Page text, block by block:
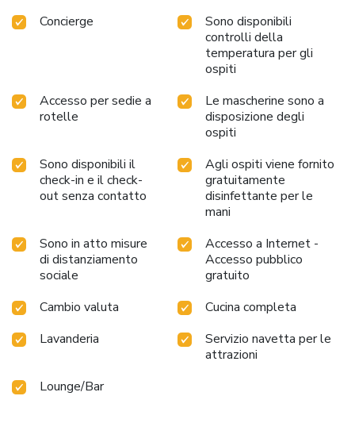
the option to receive groceries in their room for meal
preparation, courtesy of the unique service provided by the
Concierge
Sono disponibili
controlli della
temperatura per gli
ospiti
Accesso per sedie a
rotelle
Le mascherine sono a
disposizione degli
ospiti
Sono disponibili il
check-in e il check-
out senza contatto
Agli ospiti viene fornito
gratuitamente
disinfettante per le
mani
Sono in atto misure
di distanziamento
sociale
Accesso a Internet -
Accesso pubblico
gratuito
Cambio valuta
Cucina completa
Lavanderia
Servizio navetta per le
attrazioni
Lounge/Bar